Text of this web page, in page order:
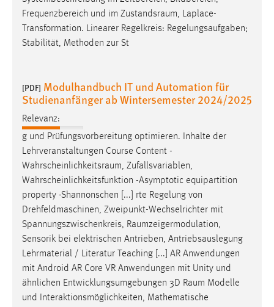
Frequenzbereich und im Zustandsraum, Laplace-
Transformation. Linearer Regelkreis: Regelungsaufgaben;
Stabilität, Methoden zur St
[PDF] Modulhandbuch IT und Automation für
Studienanfänger ab Wintersemester 2024/2025
Relevanz:
g und Prüfungsvorbereitung optimieren. Inhalte der
Lehrveranstaltungen Course Content -
Wahrscheinlichkeitsraum, Zufallsvariablen,
Wahrscheinlichkeitsfunktion -Asymptotic equipartition
property -Shannonschen [...] rte Regelung von
Drehfeldmaschinen, Zweipunkt-Wechselrichter mit
Spannungszwischenkreis, Raumzeigermodulation,
Sensorik bei elektrischen Antrieben, Antriebsauslegung
Lehrmaterial / Literatur Teaching [...] AR Anwendungen
mit Android AR Core VR Anwendungen mit Unity und
ähnlichen Entwicklungsumgebungen 3D Raum Modelle
und Interaktionsmöglichkeiten, Mathematische